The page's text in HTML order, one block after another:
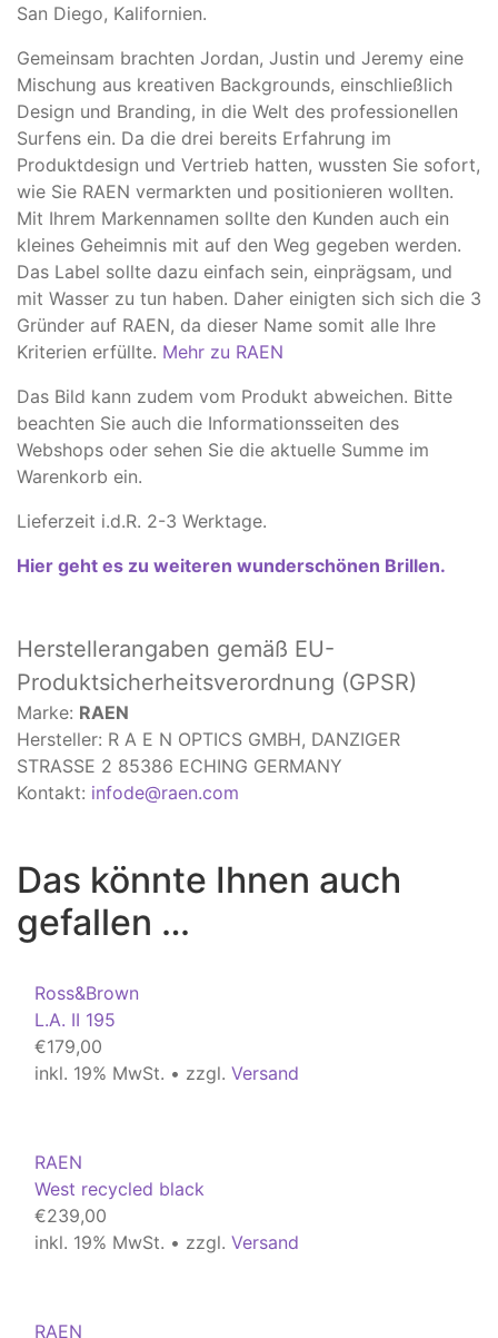
San Diego, Kalifornien.
Gemeinsam brachten Jordan, Justin und Jeremy eine
Mischung aus kreativen Backgrounds, einschließlich
Design und Branding, in die Welt des professionellen
Surfens ein. Da die drei bereits Erfahrung im
Produktdesign und Vertrieb hatten, wussten Sie sofort,
wie Sie RAEN vermarkten und positionieren wollten.
Mit Ihrem Markennamen sollte den Kunden auch ein
kleines Geheimnis mit auf den Weg gegeben werden.
Das Label sollte dazu einfach sein, einprägsam, und
mit Wasser zu tun haben. Daher einigten sich sich die 3
Gründer auf RAEN, da dieser Name somit alle Ihre
Kriterien erfüllte. Mehr zu RAEN
Das Bild kann zudem vom Produkt abweichen. ​Bitte
beachten Sie auch die Informationsseiten des
Webshops oder sehen Sie die aktuelle Summe im
Warenkorb ein.
Lieferzeit i.d.R. 2-3 Werktage.
Hier geht es zu weiteren wunderschönen Brillen.
Herstellerangaben gemäß EU-
Produktsicherheitsverordnung (GPSR)
Marke: RAEN
Hersteller: R A E N OPTICS GMBH, DANZIGER
STRASSE 2 85386 ECHING GERMANY
Kontakt: infode@raen.com
Das könnte Ihnen auch
gefallen …
Ross&Brown
L.A. II 195
€179,00
inkl. 19% MwSt. • zzgl. Versand
RAEN
West recycled black
€239,00
inkl. 19% MwSt. • zzgl. Versand
RAEN